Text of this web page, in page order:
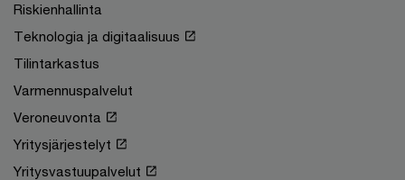
Riskienhallinta
Teknologia ja digitaalisuus
Tilintarkastus
Varmennuspalvelut
Veroneuvonta
Yritysjärjestelyt
Yritysvastuupalvelut